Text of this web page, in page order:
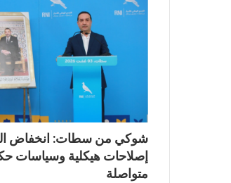
شوكي من سطات: انخفاض
إصلاحات هيكلية وسياسات
متواصلة